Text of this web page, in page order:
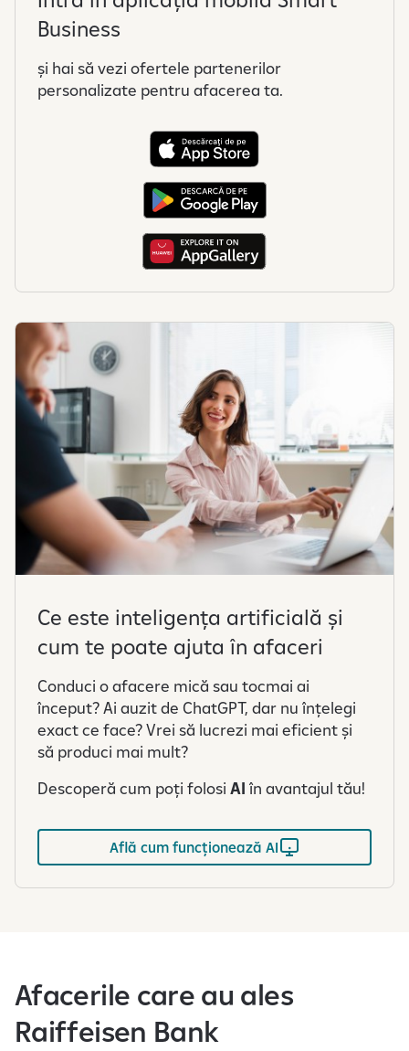
Business
și hai să vezi ofertele partenerilor
personalizate pentru afacerea ta.
Ce este inteligența artificială și
cum te poate ajuta în afaceri
Conduci o afacere mică sau tocmai ai
început? Ai auzit de ChatGPT, dar nu înțelegi
exact ce face? Vrei să lucrezi mai eficient și
să produci mai mult?
Descoperă cum poți folosi AI în avantajul tău!
Află cum funcționează AI
Afacerile care au ales
Raiffeisen Bank